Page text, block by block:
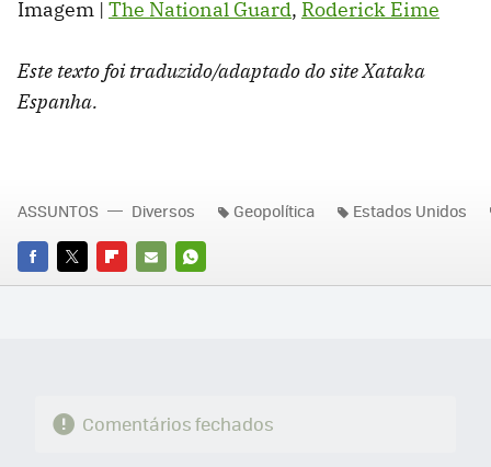
Imagem | The National Guard, Roderick Eime
Este texto foi traduzido/adaptado do site Xataka
Espanha.
FACEBOOK
TWITTERFLIPBOARD
E-
WHATSAPP
ASSUNTOS Diversos Geopolítica Estados Unidos
Comentários fechados